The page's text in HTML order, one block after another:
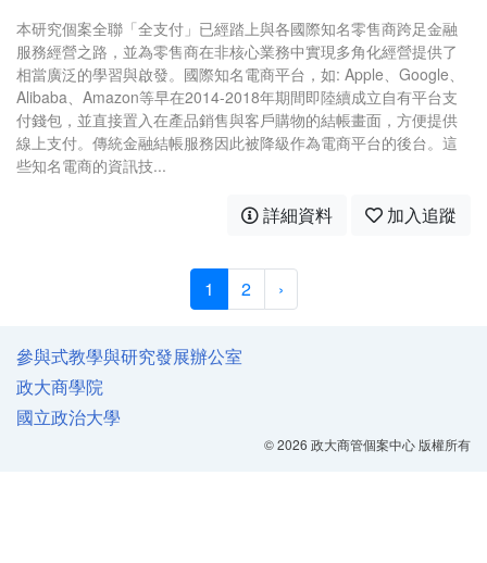
本研究個案全聯「全支付」已經踏上與各國際知名零售商跨足金融
服務經營之路，並為零售商在非核心業務中實現多角化經營提供了
相當廣泛的學習與啟發。國際知名電商平台，如: Apple、Google、
Alibaba、Amazon等早在2014-2018年期間即陸續成立自有平台支
付錢包，並直接置入在產品銷售與客戶購物的結帳畫面，方便提供
線上支付。傳統金融結帳服務因此被降級作為電商平台的後台。這
些知名電商的資訊技...
詳細資料 加入追蹤
1 2 ›
參與式教學與研究發展辦公室
政大商學院
國立政治大學
© 2026 政大商管個案中心 版權所有